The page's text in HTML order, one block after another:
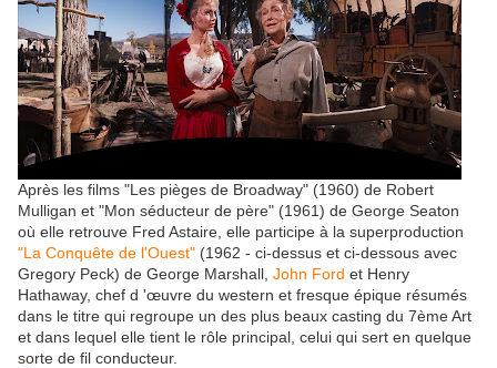
Après les films "Les pièges de Broadway" (1960) de Robert
Mulligan et "Mon séducteur de père" (1961) de George Seaton
où elle retrouve Fred Astaire, elle participe à la superproduction
"La Conquête de l'Ouest" (1962 - ci-dessus et ci-dessous avec
Gregory Peck) de George Marshall, John Ford et Henry
Hathaway, chef d 'œuvre du western et fresque épique résumés
dans le titre qui regroupe un des plus beaux casting du 7ème Art
et dans lequel elle tient le rôle principal, celui qui sert en quelque
sorte de fil conducteur.